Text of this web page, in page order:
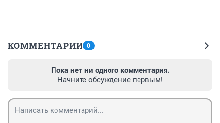
КОММЕНТАРИИ 0
Пока нет ни одного комментария.
Начните обсуждение первым!